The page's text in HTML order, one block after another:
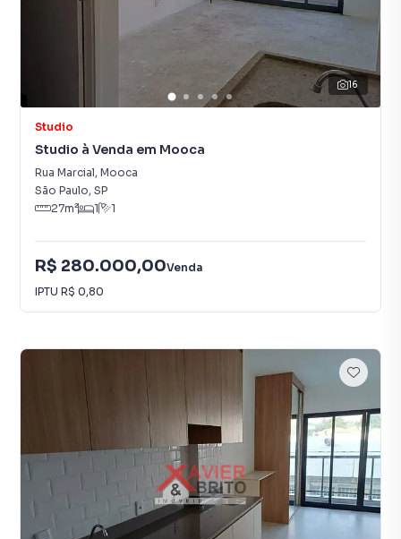
16
Studio
Studio à Venda em Mooca
Rua Marcial, Mooca
São Paulo, SP
27m² 1 1
R$ 280.000,00Venda
IPTU R$ 0,80